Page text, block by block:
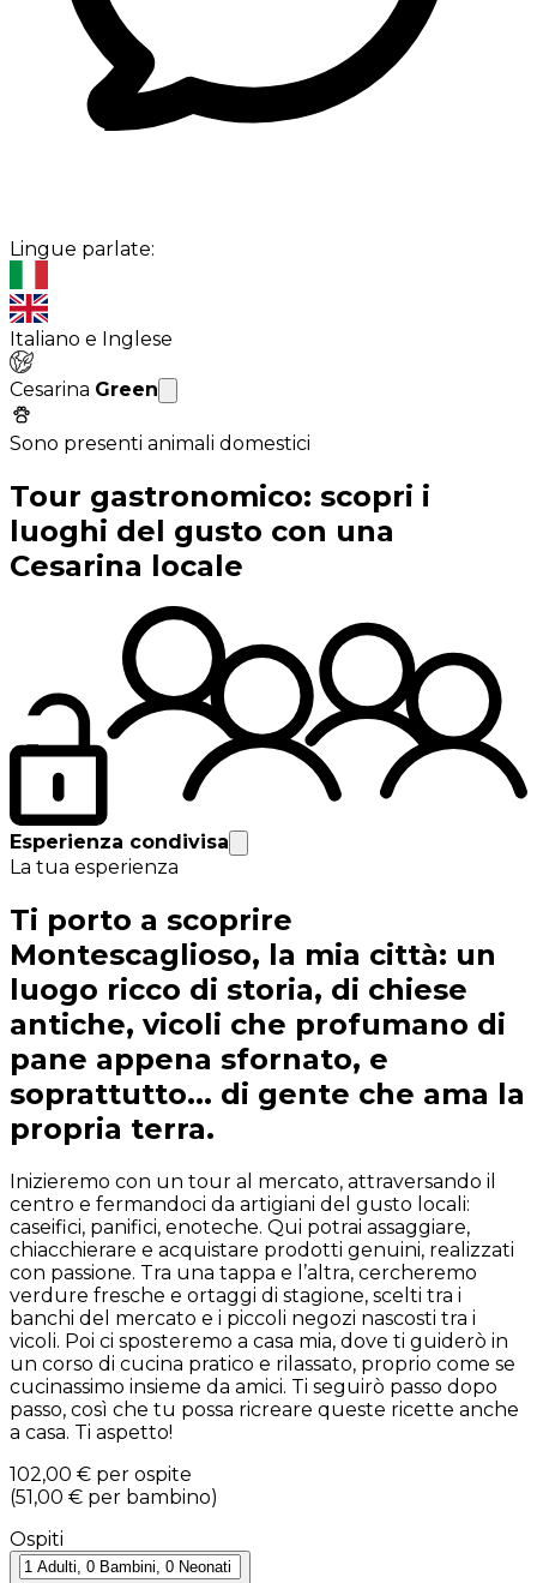
Lingue parlate:
Italiano e Inglese
Cesarina Green
Sono presenti animali domestici
Tour gastronomico: scopri i
luoghi del gusto con una
Cesarina locale
Esperienza condivisa
La tua esperienza
Ti porto a scoprire
Montescaglioso, la mia città: un
luogo ricco di storia, di chiese
antiche, vicoli che profumano di
pane appena sfornato, e
soprattutto... di gente che ama la
propria terra.
Inizieremo con un tour al mercato, attraversando il
centro e fermandoci da artigiani del gusto locali:
caseifici, panifici, enoteche. Qui potrai assaggiare,
chiacchierare e acquistare prodotti genuini, realizzati
con passione. Tra una tappa e l’altra, cercheremo
verdure fresche e ortaggi di stagione, scelti tra i
banchi del mercato e i piccoli negozi nascosti tra i
vicoli. Poi ci sposteremo a casa mia, dove ti guiderò in
un corso di cucina pratico e rilassato, proprio come se
cucinassimo insieme da amici. Ti seguirò passo dopo
passo, così che tu possa ricreare queste ricette anche
a casa. Ti aspetto!
102,00 € per ospite
(51,00 € per bambino)
Ospiti